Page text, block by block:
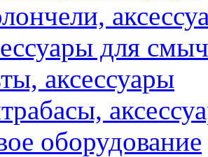
для
аксессуары
оборудование